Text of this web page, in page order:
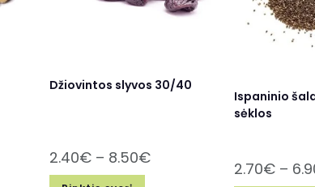
Džiovintos slyvos 30/40
2.40€ – 8.50€
Ispaninio
sėklos
2.70€ –